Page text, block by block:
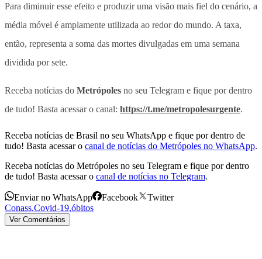
Para diminuir esse efeito e produzir uma visão mais fiel do cenário, a
média móvel é amplamente utilizada ao redor do mundo. A taxa,
então, representa a soma das mortes divulgadas em uma semana
dividida por sete.
Receba notícias do Metrópoles no seu Telegram e fique por dentro
de tudo! Basta acessar o canal: https://t.me/metropolesurgente.
Receba notícias de Brasil no seu WhatsApp e fique por dentro de
tudo! Basta acessar o canal de notícias do Metrópoles no WhatsApp.
Receba notícias do Metrópoles no seu Telegram e fique por dentro
de tudo! Basta acessar o canal de notícias no Telegram.
Enviar no WhatsApp Facebook
Twitter
Conass,Covid-19,óbitos
Ver Comentários